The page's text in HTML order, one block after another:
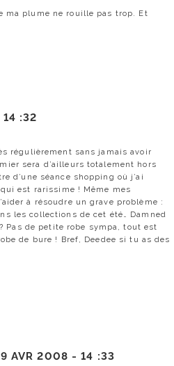
ma plume ne rouille pas trop. Et
14 :32
régulièrement sans jamais avoir
sera d’ailleurs totalement hors
d’une séance shopping où j’ai
est rarissime ! Même mes
à résoudre un grave problème :
les collections de cet été… Damned
Pas de petite robe sympa, tout est
de bure ! Bref, Deedee si tu as des
AVR 2008 -14 :33